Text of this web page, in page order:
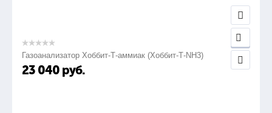
Газоанализатор Хоббит-Т-аммиак (Хоббит-Т-NH3)
23 040 руб.